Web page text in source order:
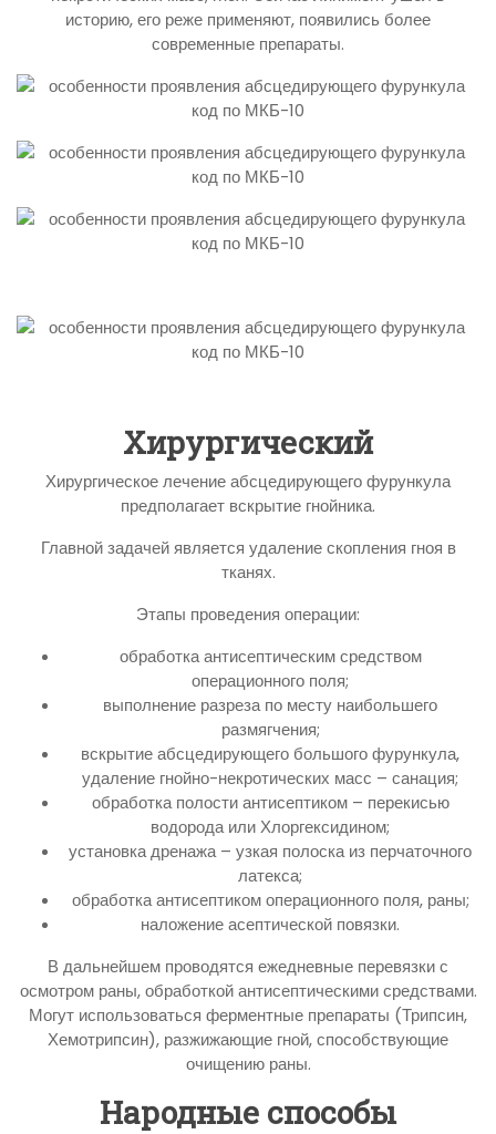
историю, его реже применяют, появились более
современные препараты.
Хирургический
Хирургическое лечение абсцедирующего фурункула
предполагает вскрытие гнойника.
Главной задачей является удаление скопления гноя в
тканях.
Этапы проведения операции:
обработка антисептическим средством
операционного поля;
выполнение разреза по месту наибольшего
размягчения;
вскрытие абсцедирующего большого фурункула,
удаление гнойно-некротических масс – санация;
обработка полости антисептиком – перекисью
водорода или Хлоргексидином;
установка дренажа – узкая полоска из перчаточного
латекса;
обработка антисептиком операционного поля, раны;
наложение асептической повязки.
В дальнейшем проводятся ежедневные перевязки с
осмотром раны, обработкой антисептическими средствами.
Могут использоваться ферментные препараты (Трипсин,
Хемотрипсин), разжижающие гной, способствующие
очищению раны.
Народные способы